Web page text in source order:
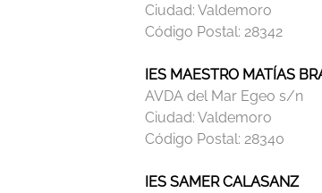
Ciudad: Valdemoro
Código Postal: 28342
IES MAESTRO MATÍAS
AVDA del Mar Egeo s/n
Ciudad: Valdemoro
Código Postal: 28340
IES SAMER CALASANZ